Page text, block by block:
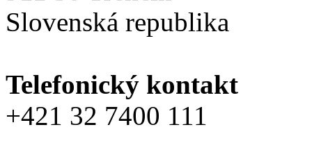
Slovenská republika
Telefonický kontakt
+421 32 7400 111